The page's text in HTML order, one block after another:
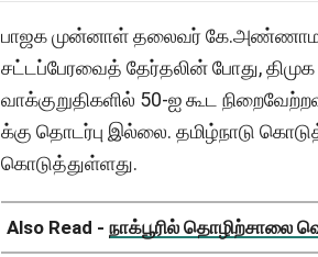
பாஜக முன்னாள் தலைவர்
சட்டப்பேரவைத் தேர்தலின் போது, திமுக
வாக்குறுதிகளில் 50-ஐ கூட
க்கு தொடர்பு இல்லை. தமிழ்நாடு
கொடுத்துள்ளது.
Also Read - நாக்பூரில் தொழிற்சாலை